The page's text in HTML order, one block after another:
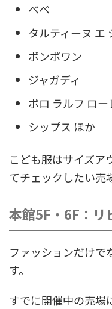
ベベ
タルティーヌ エ
ボンポワン
ジャガディ
ポロ ラルフ ロ
シップス ほか
こども服はサイズア
てチェックしたい売
本館5F・6F：リ
ファッションだけで
す。
すでに開催中の売場